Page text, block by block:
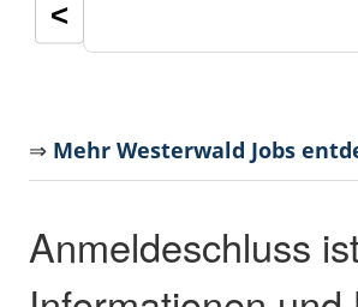
<
⇒ Mehr Westerwald Jobs
Anmeldeschluss